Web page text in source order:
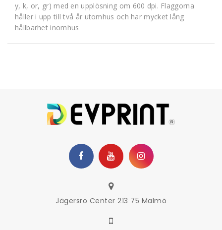
y, k, or, gr) med en upplösning om 600 dpi. Flaggorna
håller i upp till två år utomhus och har mycket lång
hållbarhet inomhus
Jägersro Center 213 75 Malmö